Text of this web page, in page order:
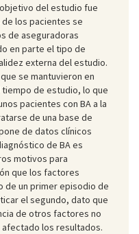
del estudio fue
los pacientes se
de aseguradoras
en parte el tipo de
externa del estudio.
se mantuvieron en
de estudio, lo que
pacientes con BA a la
de una base de
de datos clínicos
de BA es
motivos para
que los factores
de un primer episodio de
el segundo, dato que
de otros factores no
los resultados.